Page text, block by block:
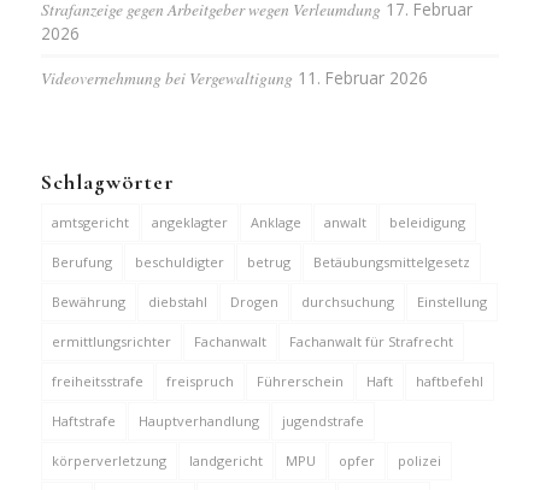
Strafanzeige gegen Arbeitgeber wegen Verleumdung 17. Februar
2026
Videovernehmung bei Vergewaltigung 11. Februar 2026
Schlagwörter
amtsgericht angeklagter Anklage anwalt beleidigung
Berufung beschuldigter betrug Betäubungsmittelgesetz
Bewährung diebstahl Drogen durchsuchung Einstellung
ermittlungsrichter Fachanwalt Fachanwalt für Strafrecht
freiheitsstrafe freispruch Führerschein Haft haftbefehl
Haftstrafe Hauptverhandlung jugendstrafe
körperverletzung landgericht MPU opfer polizei